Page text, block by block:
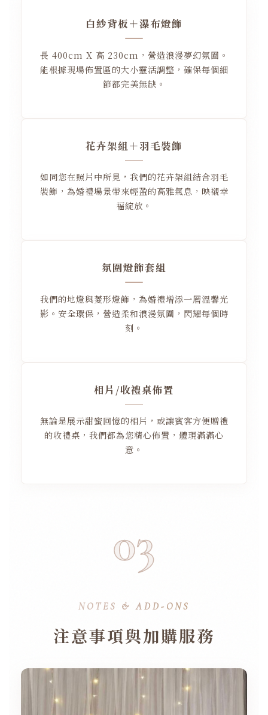
白紗背板＋瀑布燈飾
長 400cm X 高 230cm，營造浪漫夢幻氛圍。
能根據現場佈置區的大小靈活調整，確保每個細
節都完美無缺。
花卉架組＋羽毛裝飾
如同您在照片中所見，我們的花卉架組結合羽毛
裝飾，為婚禮場景帶來輕盈的高雅氣息，映襯幸
福綻放。
氛圍燈飾套組
我們的地燈與菱形燈飾，為婚禮增添一層溫馨光
影。安全環保，營造柔和浪漫氛圍，閃耀每個時
刻。
相片/收禮桌佈置
無論是展示甜蜜回憶的相片，或讓賓客方便贈禮
的收禮桌，我們都為您精心佈置，體現滿滿心
意。
03
NOTES & ADD-ONS
注意事項與加購服務